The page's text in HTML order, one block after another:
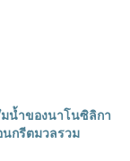
น้ำของนาโนซิลิกา
กรีตมวลรวม